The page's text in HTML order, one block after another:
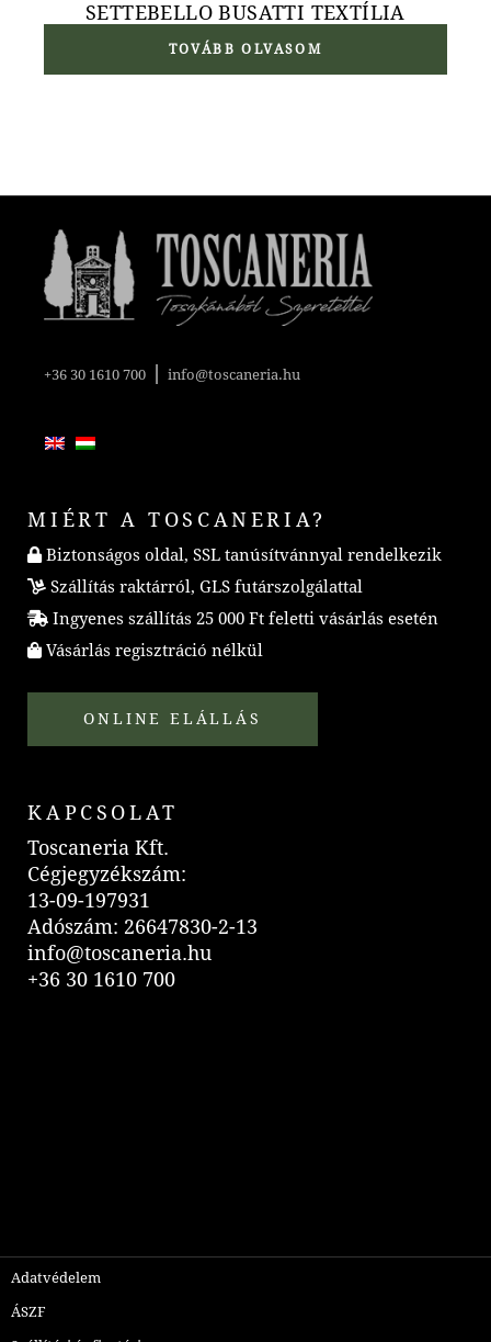
SETTEBELLO BUSATTI TEXTÍLIA
TOVÁBB OLVASOM
+36 30 1610 700 |info@toscaneria.hu
MIÉRT A TOSCANERIA?
Biztonságos oldal, SSL tanúsítvánnyal rendelkezik
Szállítás raktárról, GLS futárszolgálattal
Ingyenes szállítás 25 000 Ft feletti vásárlás esetén
Vásárlás regisztráció nélkül
ONLINE ELÁLLÁS
KAPCSOLAT
Toscaneria Kft.
Cégjegyzékszám:
13-09-197931
Adószám: 26647830-2-13
info@toscaneria.hu
+36 30 1610 700
Adatvédelem
ÁSZF